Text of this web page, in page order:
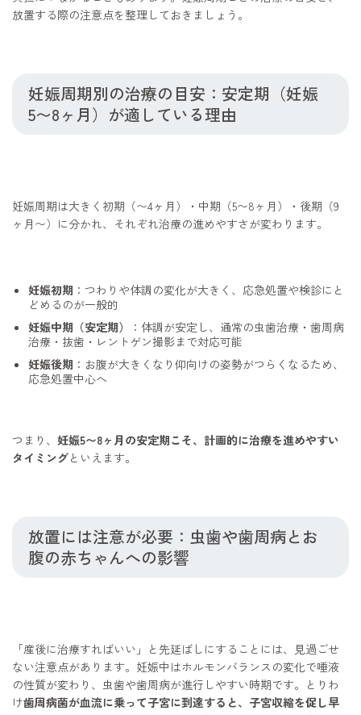
放置する際の注意点を整理しておきましょう。
妊娠周期別の治療の目安：安定期（妊娠
5〜8ヶ月）が適している理由
妊娠周期は大きく初期（〜4ヶ月）・中期（5〜8ヶ月）・後期（9
ヶ月〜）に分かれ、それぞれ治療の進めやすさが変わります。
妊娠初期 ：つわりや体調の変化が大きく、応急処置や検診にと
どめるのが一般的
妊娠中期（安定期）
：体調が安定し、通常の虫歯治療・歯周病
治療・抜歯・レントゲン撮影まで対応可能
妊娠後期 ：お腹が大きくなり仰向けの姿勢がつらくなるため、
応急処置中心へ
つまり、 妊娠5〜8ヶ月の安定期こそ、計画的に治療を進めやすい
タイミングといえます。
放置には注意が必要：虫歯や歯周病とお
腹の赤ちゃんへの影響
「産後に治療すればいい」と先延ばしにすることには、見過ごせ
ない注意点があります。妊娠中はホルモンバランスの変化で唾液
の性質が変わり、虫歯や歯周病が進行しやすい時期です。とりわ
け歯周病菌が血流に乗って子宮に到達すると、子宮収縮を促し早